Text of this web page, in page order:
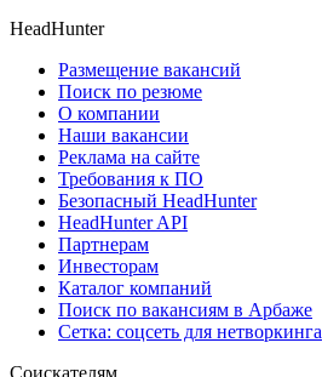
HeadHunter
Размещение вакансий
Поиск по резюме
О компании
Наши вакансии
Реклама на сайте
Требования к ПО
Безопасный HeadHunter
HeadHunter API
Партнерам
Инвесторам
Каталог компаний
Поиск по вакансиям в Арбаже
Сетка: соцсеть для нетворкинга
Соискателям